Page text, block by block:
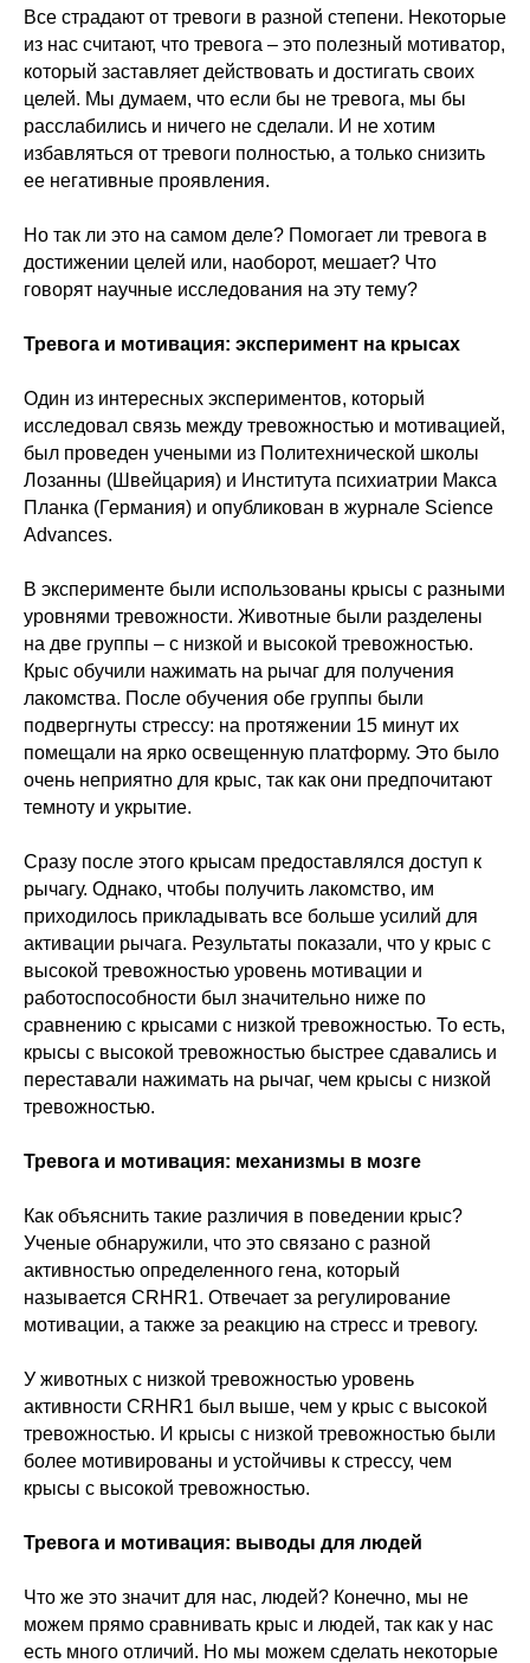
Все страдают от тревоги в разной степени. Некоторые
из нас считают, что тревога – это полезный мотиватор,
который заставляет действовать и достигать своих
целей. Мы думаем, что если бы не тревога, мы бы
расслабились и ничего не сделали. И не хотим
избавляться от тревоги полностью, а только снизить
ее негативные проявления.
Но так ли это на самом деле? Помогает ли тревога в
достижении целей или, наоборот, мешает? Что
говорят научные исследования на эту тему?
Тревога и мотивация: эксперимент на крысах
Один из интересных экспериментов, который
исследовал связь между тревожностью и мотивацией,
был проведен учеными из Политехнической школы
Лозанны (Швейцария) и Института психиатрии Макса
Планка (Германия) и опубликован в журнале Science
Advances.
В эксперименте были использованы крысы с разными
уровнями тревожности. Животные были разделены
на две группы – с низкой и высокой тревожностью.
Крыс обучили нажимать на рычаг для получения
лакомства. После обучения обе группы были
подвергнуты стрессу: на протяжении 15 минут их
помещали на ярко освещенную платформу. Это было
очень неприятно для крыс, так как они предпочитают
темноту и укрытие.
Сразу после этого крысам предоставлялся доступ к
рычагу. Однако, чтобы получить лакомство, им
приходилось прикладывать все больше усилий для
активации рычага. Результаты показали, что у крыс с
высокой тревожностью уровень мотивации и
работоспособности был значительно ниже по
сравнению с крысами с низкой тревожностью. То есть,
крысы с высокой тревожностью быстрее сдавались и
переставали нажимать на рычаг, чем крысы с низкой
тревожностью.
Тревога и мотивация: механизмы в мозге
Как объяснить такие различия в поведении крыс?
Ученые обнаружили, что это связано с разной
активностью определенного гена, который
называется CRHR1. Отвечает за регулирование
мотивации, а также за реакцию на стресс и тревогу.
У животных с низкой тревожностью уровень
активности CRHR1 был выше, чем у крыс с высокой
тревожностью. И крысы с низкой тревожностью были
более мотивированы и устойчивы к стрессу, чем
крысы с высокой тревожностью.
Тревога и мотивация: выводы для людей
Что же это значит для нас, людей? Конечно, мы не
можем прямо сравнивать крыс и людей, так как у нас
есть много отличий. Но мы можем сделать некоторые